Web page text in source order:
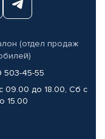
(отдел продаж
503-45-55
09.00 до 18.00, Сб с
15.00